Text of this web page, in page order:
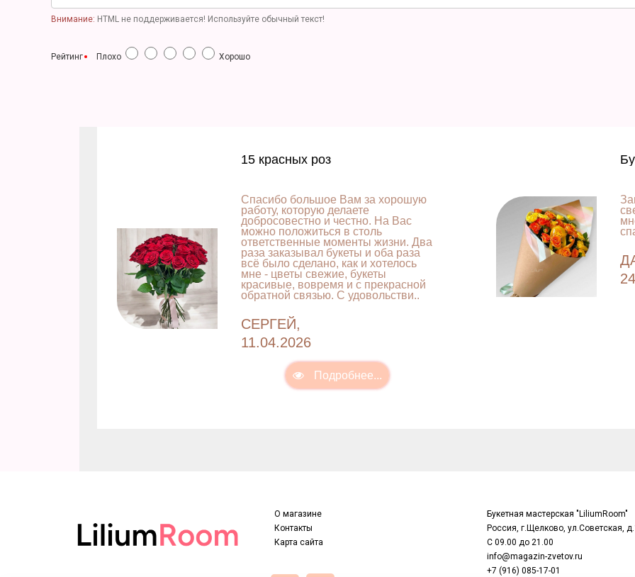
Внимание: HTML не поддерживается! Используйте обычный текст!
Рейтинг Плохо Хорошо
15 красных роз
Спасибо большое Вам за хорошую
работу, которую делаете
добросовестно и честно. На Вас
можно положиться в столь
ответственные моменты жизни. Два
раза заказывал букеты и оба раза
всё было сделано, как и хотелось
мне - цветы свежие, букеты
красивые, вовремя и с прекрасной
обратной связью. С удовольстви..
СЕРГЕЙ,
11.04.2026
О магазине
Контакты
Карта сайта
Букетная мастерская "LiliumRoom"
Россия, г.Щелково, ул.Советская,
С 09.00 до 21.00
info@magazin-zvetov.ru
+7 (916) 085-17-01